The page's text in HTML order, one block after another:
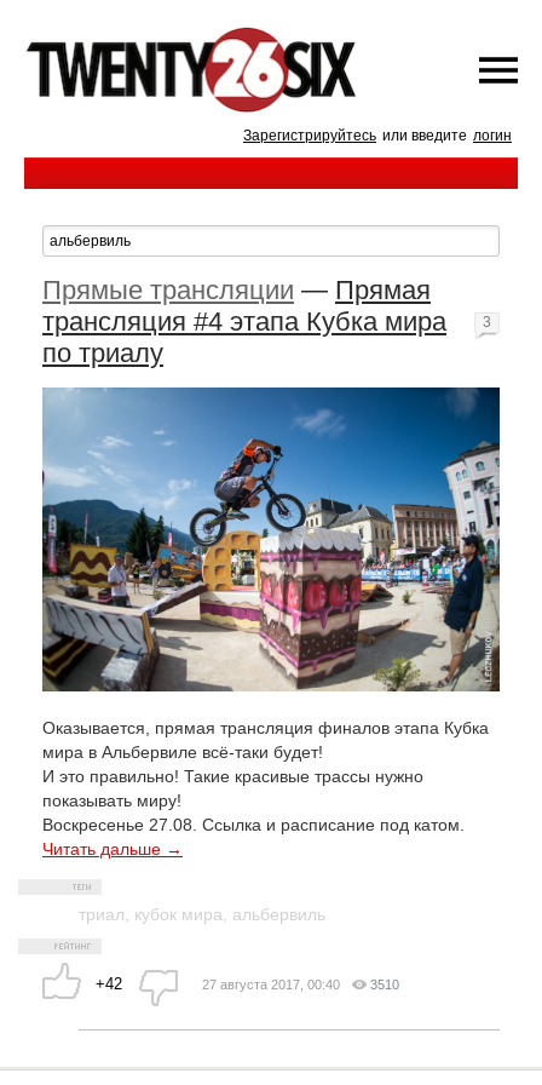
Зарегистрируйтесь или введите логин
Прямые трансляции — Прямая
трансляция #4 этапа Кубка мира
по триалу
Оказывается, прямая трансляция финалов этапа Кубка
мира в Альбервиле всё-таки будет!
И это правильно! Такие красивые трассы нужно
показывать миру!
Воскресенье 27.08. Ссылка и расписание под катом.
Читать дальше →
триал, кубок мира, альбервиль
+42
3
27 августа 2017, 00:40 3510